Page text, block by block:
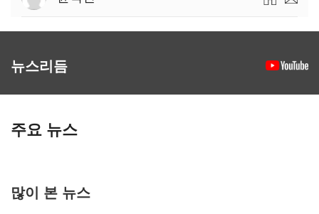
뉴스리듬
주요 뉴스
많이 본 뉴스